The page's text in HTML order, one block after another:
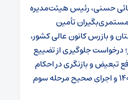
حسنی، رئیس هیئت‌مدیره
تأمین
و بازرس کانون عالی کشور،
جلوگیری از تضییع
تبعیض و بازنگری در احکام
افزایش حقوق سال ۱۴۰۵ و اجرای صحیح مرحله سوم